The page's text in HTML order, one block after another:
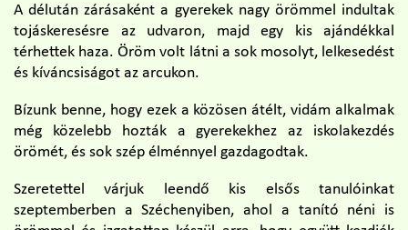
A délután zárásaként a gyerekek nagy örömmel indultak
tojáskeresésre az udvaron, majd egy kis ajándékkal
térhettek haza. Öröm volt látni a sok mosolyt, lelkesedést
és kíváncsiságot az arcukon.
Bízunk benne, hogy ezek a közösen átélt, vidám alkalmak
még közelebb hozták a gyerekekhez az iskolakezdés
örömét, és sok szép élménnyel gazdagodtak.
Szeretettel várjuk leendő kis elsős tanulóinkat
szeptemberben a Széchenyiben, ahol a tanító néni is